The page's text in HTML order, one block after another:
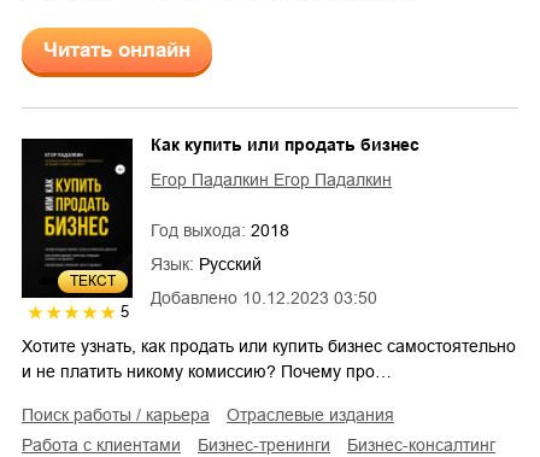
Читать онлайн
ТЕКСТ
5
Добавлено 10.12.2023 03:50
Как купить или продать бизнес
Егор Падалкин Егор Падалкин
Год выхода: 2018
Язык: Русский
Хотите узнать, как продать или купить бизнес самостоятельно
и не платить никому комиссию? Почему про…
поиск работы / карьера
отраслевые издания
работа с клиентами
бизнес-тренинги
бизнес-консалтинг